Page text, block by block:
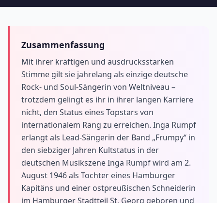
Zusammenfassung
Mit ihrer kräftigen und ausdrucksstarken
Stimme gilt sie jahrelang als einzige deutsche
Rock- und Soul-Sängerin von Weltniveau –
trotzdem gelingt es ihr in ihrer langen Karriere
nicht, den Status eines Topstars von
internationalem Rang zu erreichen. Inga Rumpf
erlangt als Lead-Sängerin der Band „Frumpy“ in
den siebziger Jahren Kultstatus in der
deutschen Musikszene Inga Rumpf wird am 2.
August 1946 als Tochter eines Hamburger
Kapitäns und einer ostpreußischen Schneiderin
im Hamburger Stadtteil St. Georg geboren und